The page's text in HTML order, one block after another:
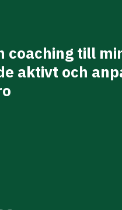
coaching till
aktivt och